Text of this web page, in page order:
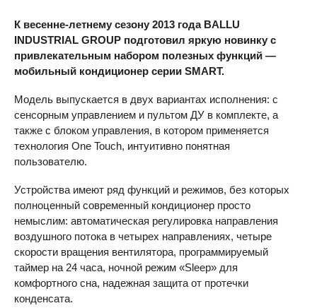
К весенне-летнему сезону 2013 года BALLU
INDUSTRIAL GROUP подготовил яркую новинку с
привлекательным набором полезных функций —
мобильный кондиционер серии SMART.
Модель выпускается в двух вариантах исполнения: с
сенсорным управлением и пультом ДУ в комплекте, а
также с блоком управления, в котором применяется
технология One Touch, интуитивно понятная
пользователю.
Устройства имеют ряд функций и режимов, без которых
полноценный современный кондиционер просто
немыслим: автоматическая регулировка направления
воздушного потока в четырех направлениях, четыре
скорости вращения вентилятора, программируемый
таймер на 24 часа, ночной режим «Sleep» для
комфортного сна, надежная защита от протечки
конденсата.